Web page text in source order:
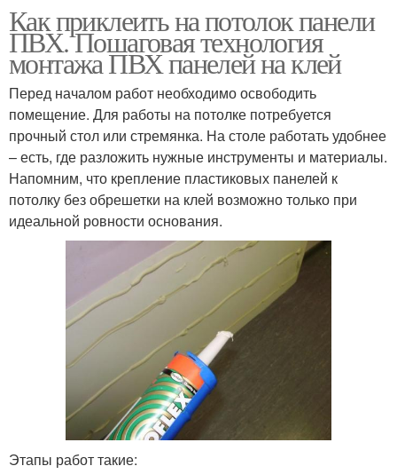
Как приклеить на потолок панели
ПВХ. Пошаговая технология
монтажа ПВХ панелей на клей
Перед началом работ необходимо освободить
помещение. Для работы на потолке потребуется
прочный стол или стремянка. На столе работать удобнее
– есть, где разложить нужные инструменты и материалы.
Напомним, что крепление пластиковых панелей к
потолку без обрешетки на клей возможно только при
идеальной ровности основания.
Этапы работ такие: